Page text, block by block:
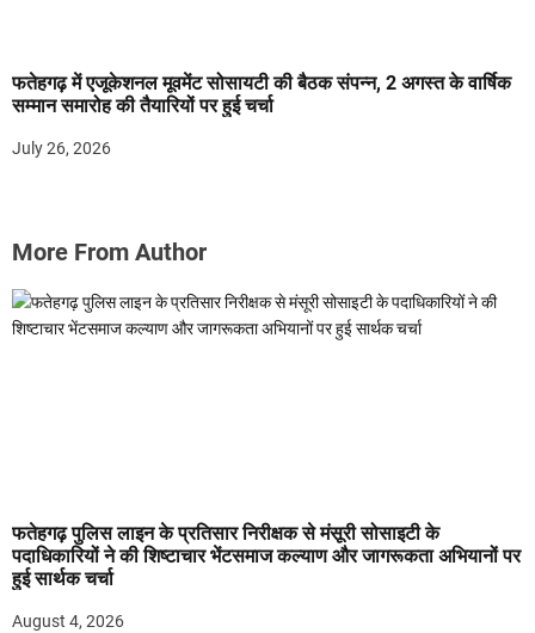
फतेहगढ़ में एजूकेशनल मूवमेंट सोसायटी की बैठक संपन्न, 2 अगस्त के वार्षिक
सम्मान समारोह की तैयारियों पर हुई चर्चा
July 26, 2026
More From Author
फतेहगढ़ पुलिस लाइन के प्रतिसार निरीक्षक से मंसूरी सोसाइटी के
पदाधिकारियों ने की शिष्टाचार भेंटसमाज कल्याण और जागरूकता अभियानों पर
हुई सार्थक चर्चा
August 4, 2026